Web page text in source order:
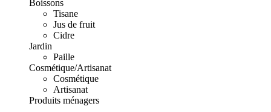
Boissons
Tisane
Jus de fruit
Cidre
Jardin
Paille
Cosmétique/Artisanat
Cosmétique
Artisanat
Produits ménagers